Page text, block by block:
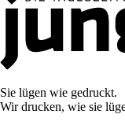
Sie lügen wie gedruckt.
Wir drucken, wie sie